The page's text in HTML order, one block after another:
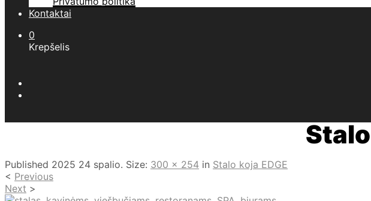
Kontaktai
0
Krepšelis
Published 2025 24 spalio. Size: 300 × 254 in Stalo koja EDGE
< Previous
Next >